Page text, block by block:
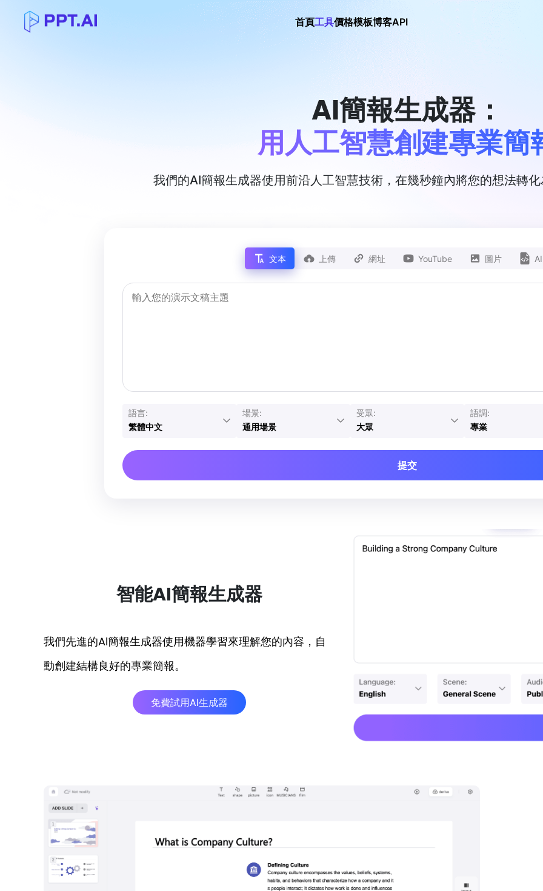
首頁工具價格模板博客API
AI簡報生成器：
用人工智慧創建專業簡
我們的AI簡報生成器使用前沿人工智慧技術，在幾秒鐘內將您的想法轉
文本 上傳 網址 YouTube 圖片
語言:
繁體中文
場景:
通用場景
受眾:
大眾
語調:
專業
提交
智能AI簡報生成器
我們先進的AI簡報生成器使用機器學習來理解您的內容，自
動創建結構良好的專業簡報。
免費試用AI生成器